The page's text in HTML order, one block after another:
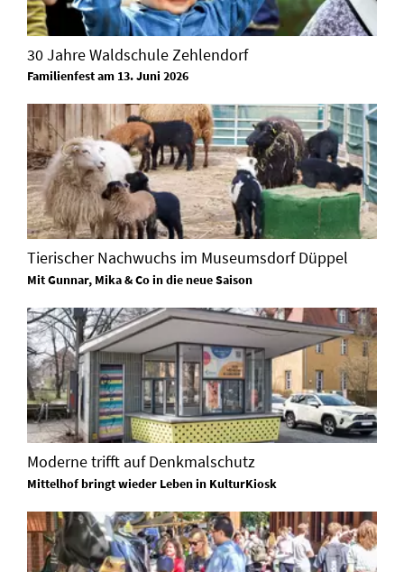
30 Jahre Waldschule Zehlendorf
Familienfest am 13. Juni 2026
Tierischer Nachwuchs im Museumsdorf Düppel
Mit Gunnar, Mika & Co in die neue Saison
Moderne trifft auf Denkmalschutz
Mittelhof bringt wieder Leben in KulturKiosk